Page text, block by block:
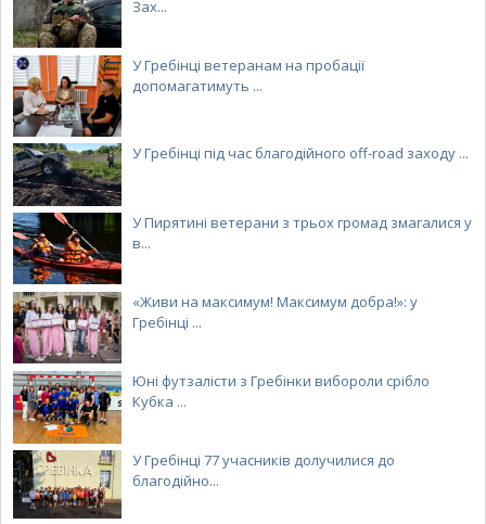
Зах...
У Гребінці ветеранам на пробації
допомагатимуть ...
У Гребінці під час благодійного off-road заходу ...
У Пирятині ветерани з трьох громад змагалися у
в...
«Живи на максимум! Максимум добра!»: у
Гребінці ...
Юні футзалісти з Гребінки вибороли срібло
Кубка ...
У Гребінці 77 учасників долучилися до
благодійно...